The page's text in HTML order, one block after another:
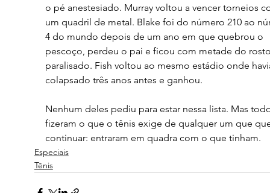
o pé anestesiado. Murray voltou a vencer torneios
um quadril de metal. Blake foi do número 210 ao
4 do mundo depois de um ano em que quebrou o
pescoço, perdeu o pai e ficou com metade do
paralisado. Fish voltou ao mesmo estádio onde
colapsado três anos antes e ganhou.
Nenhum deles pediu para estar nessa lista. Mas
fizeram o que o tênis exige de qualquer um que
continuar: entraram em quadra com o que tinham.
Especiais
Tênis